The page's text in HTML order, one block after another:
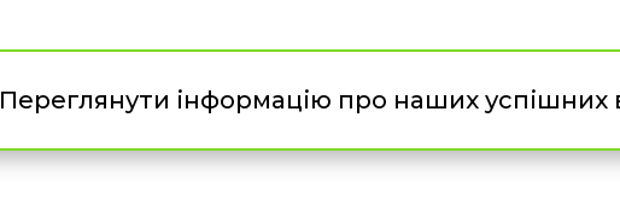
Переглянути інформацію про наших успішних